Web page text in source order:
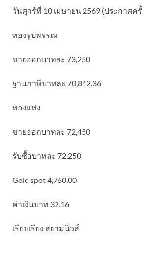
วันศุกร์ที่ 10 เมษายน 2569 (ประกาศค
ทองรูปพรรณ
ขายออกบาทละ 73,250
ฐานภาษีบาทละ 70,812.36
ทองแท่ง
ขายออกบาทละ 72,450
รับซื้อบาทละ 72,250
Gold spot 4,760.00
ค่าเงินบาท 32.16
เรียบเรียง สยามนิวส์